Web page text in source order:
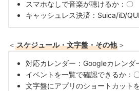
スマホなしで音楽が聴けるか：〇
キャッシュレス決済：Suica/iD/
＜ スケジュール・文字盤・その他 ＞
対応カレンダー：Googleカレンダ
イベントを一覧で確認できるか：
文字盤にアプリのショートカット